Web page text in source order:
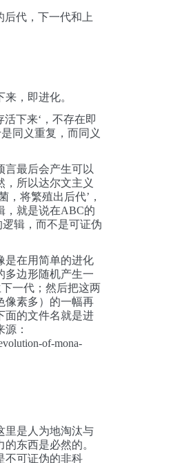
后代 ，下一代和上
，即进化。
活下来‘ ， 不存在即
同义重复，而同义
言最后会产生可以
，所以达尔文主义
，将繁殖出后代’，
，就是说在ABC的
逻辑，而不是可证伪
是在用简单的进化
多边形随机产生一
一代；然后把这两
像素多） 的一幅再
面的文件名就是进
：
of-mona-
里是人为地淘汰与
东西是必然的。
不可证伪的非科